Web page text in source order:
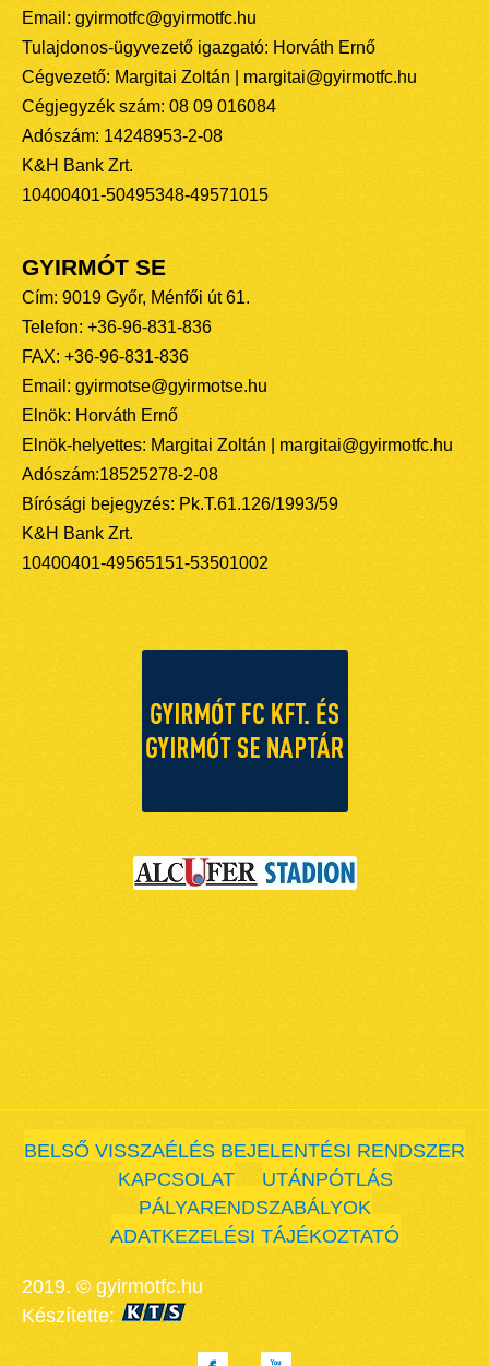
Email: gyirmotfc@gyirmotfc.hu
Tulajdonos-ügyvezető igazgató: Horváth Ernő
Cégvezető: Margitai Zoltán | margitai@gyirmotfc.hu
Cégjegyzék szám: 08 09 016084
Adószám: 14248953-2-08
K&H Bank Zrt.
10400401-50495348-49571015
GYIRMÓT SE
Cím: 9019 Győr, Ménfői út 61.
Telefon: +36-96-831-836
FAX: +36-96-831-836
Email: gyirmotse@gyirmotse.hu
Elnök: Horváth Ernő
Elnök-helyettes: Margitai Zoltán | margitai@gyirmotfc.hu
Adószám:18525278-2-08
Bírósági bejegyzés: Pk.T.61.126/1993/59
K&H Bank Zrt.
10400401-49565151-53501002
BELSŐ VISSZAÉLÉS BEJELENTÉSI RENDSZER
KAPCSOLAT
UTÁNPÓTLÁS
PÁLYARENDSZABÁLYOK
ADATKEZELÉSI TÁJÉKOZTATÓ
2019. © gyirmotfc.hu
Készítette: